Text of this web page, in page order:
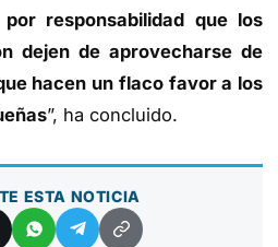
por responsabilidad que los
dejen de aprovecharse de
hacen un flaco favor a los
”, ha concluido.
ESTA NOTICIA